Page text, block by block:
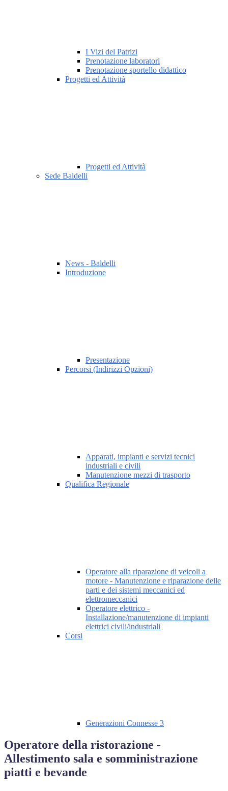
I Vizi del Patrizi
Prenotazione laboratori
Prenotazione sportello didattico
Progetti ed Attività
Progetti ed Attività
Sede Baldelli
News - Baldelli
Introduzione
Presentazione
Percorsi (Indirizzi Opzioni)
Apparati, impianti e servizi tecnici
industriali e civili
Manutenzione mezzi di trasporto
Qualifica Regionale
Operatore alla riparazione di veicoli a
motore - Manutenzione e riparazione delle
parti e dei sistemi meccanici ed
elettromeccanici
Operatore elettrico -
Installazione/manutenzione di impianti
elettrici civili/industriali
Corsi
Generazioni Connesse 3
Operatore della ristorazione -
Allestimento sala e somministrazione
piatti e bevande